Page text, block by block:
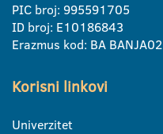
PIC broj: 995591705
ID broj: E10186843
Erazmus kod: BA BANJA02
Korisni linkovi
Univerzitet